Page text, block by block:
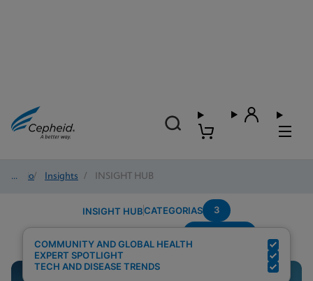
Início/ Insights / INSIGHT HUB
INSIGHT HUBCATEGORIAS 3
COMMUNITY AND GLOBAL HEALTH
EXPERT SPOTLIGHT
TECH AND DISEASE TRENDS